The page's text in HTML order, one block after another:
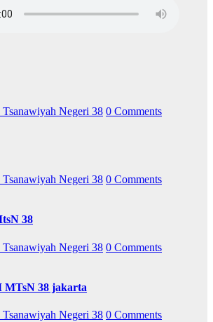
Tsanawiyah Negeri 38 0 Comments
Tsanawiyah Negeri 38 0 Comments
38
Tsanawiyah Negeri 38 0 Comments
MTsN 38 jakarta
Tsanawiyah Negeri 38 0 Comments